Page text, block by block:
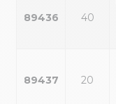
89436 40
89437 20